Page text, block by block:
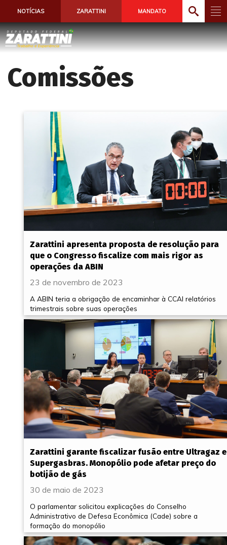
NOTÍCIAS ZARATTINI MANDATO
Comissões
Zarattini apresenta proposta de resolução para
que o Congresso fiscalize com mais rigor as
operações da ABIN
23 de novembro de 2023
A ABIN teria a obrigação de encaminhar à CCAI relatórios
trimestrais sobre suas operações
Zarattini garante fiscalizar fusão entre Ultragaz e
Supergasbras. Monopólio pode afetar preço do
botijão de gás
30 de maio de 2023
O parlamentar solicitou explicações do Conselho
Administrativo de Defesa Econômica (Cade) sobre a
formação do monopólio